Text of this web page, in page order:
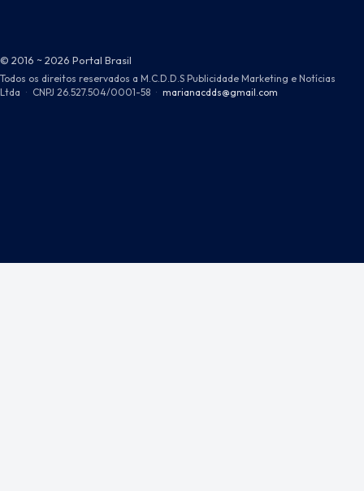
© 2016 ~ 2026 Portal Brasil
Todos os direitos reservados a M.C.D.D.S Publicidade Marketing e Notícias
Ltda · CNPJ 26.527.504/0001-58 · marianacdds@gmail.com